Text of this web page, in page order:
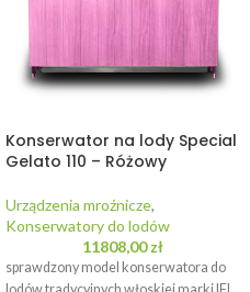
Konserwator na lody Special
Gelato 110 – Różowy
Urządzenia mroźnicze,
Konserwatory do lodów
11808,00zł
sprawdzony model konserwatora do